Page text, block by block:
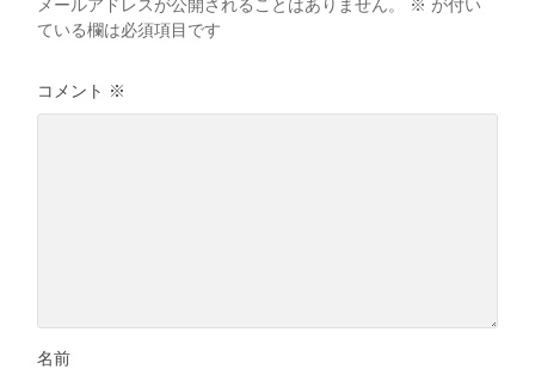
メールアドレスが公開されることはありません。 ※ が付い
ている欄は必須項目です
コメント ※
名前